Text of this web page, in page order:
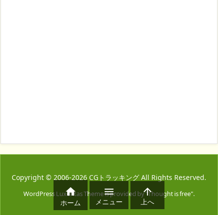
Copyright © 2006-2026 CGトラッキング All Rights Reserved.
WordPress Luxeritas Theme is provided by "Thought is free".

ホーム

メニュー

上へ